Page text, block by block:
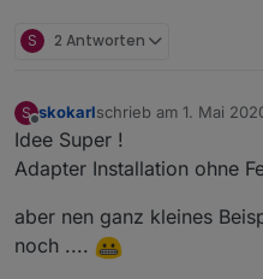
S 2 Antworten
S
Offline
skokarlschrieb am 1. Mai
zuletzt editiert von
Idee Super !
Adapter Installation ohne
aber nen ganz kleines
noch ....